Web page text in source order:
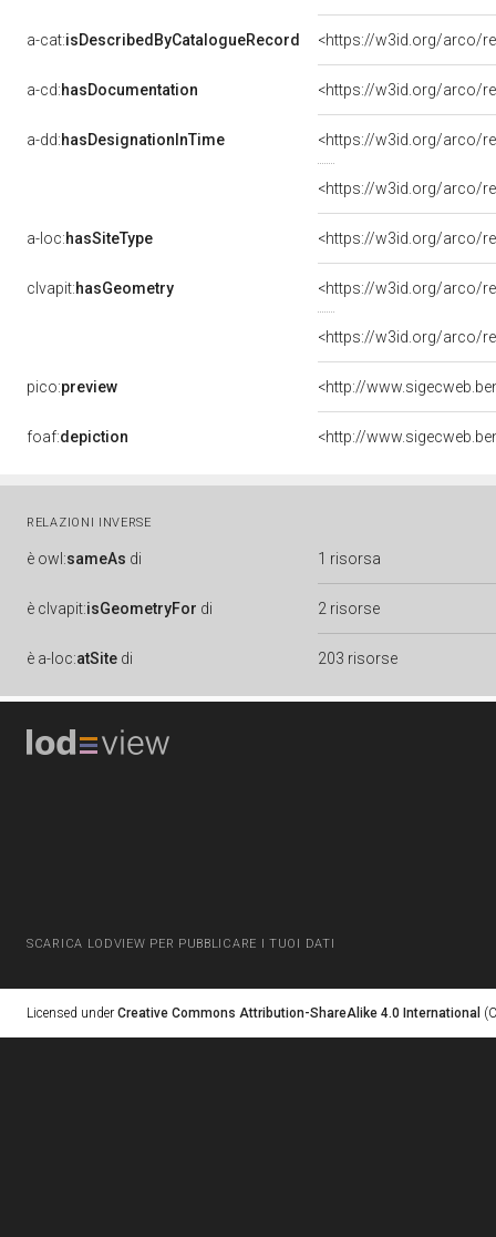
a-cat:isDescribedByCatalogueRecord <https://w3id.org/arco/
a-cd:hasDocumentation
a-dd:hasDesignationInTime <https://w3id.org/arco/
<https://w3id.org/arco/
a-loc:hasSiteType <https://w3id.org/arco/
clvapit:hasGeometry <https://w3id.org/arco/
<https://w3id.org/arco/
pico:preview
foaf:depiction
RELAZIONI INVERSE
è owl:sameAs di 1 risorsa
è clvapit:isGeometryFor di 2 risorse
è a-loc:atSite di 203 risorse
SCARICA LODVIEW PER PUBBLICARE I TUOI DATI
Licensed under Creative Commons Attribution-ShareAlike 4.0 International